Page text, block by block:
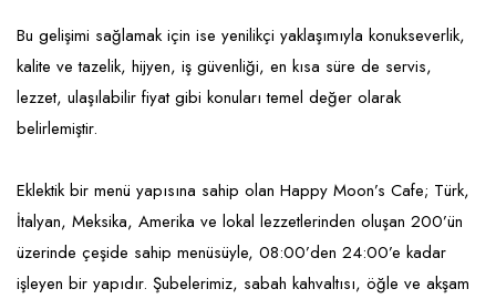
Lojistik - Kargo ve Kurye
Mali Kayıt ve Denetim
Matbaa - Fotoğraf
Mobilya Dekorasyon
Proje - İnşaat ve Tesisat
Raf ve Depo Sistemleri
Bu gelişimi sağlamak için ise yenilikçi yaklaşımıyla konukseverlik,
kalite ve tazelik, hijyen, iş güvenliği, en kısa süre de servis,
lezzet, ulaşılabilir fiyat gibi konuları temel değer olarak
belirlemiştir.
Eklektik bir menü yapısına sahip olan Happy Moon’s Cafe; Türk,
İtalyan, Meksika, Amerika ve lokal lezzetlerinden oluşan 200’ün
üzerinde çeşide sahip menüsüyle, 08:00’den 24:00’e kadar
işleyen bir yapıdır. Şubelerimiz, sabah kahvaltısı, öğle ve akşam